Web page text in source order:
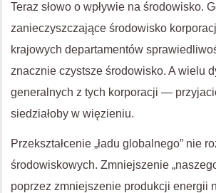
Teraz słowo o wpływie na środowisko.
zanieczyszczające środowisko
krajowych departamentów
znacznie czystsze środowisko. A wielu
generalnych z tych korporacji —
siedziałoby w więzieniu.
Przekształcenie „ładu globalnego” nie
środowiskowych. Zmniejszenie
poprzez zmniejszenie produkcji energii